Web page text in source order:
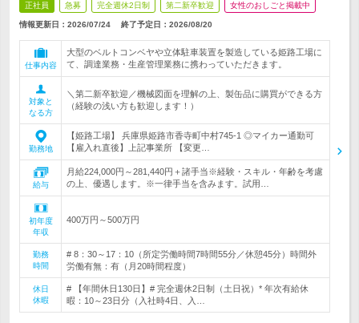
正社員 急募 完全週休2日制 第二新卒歓迎 女性のおしごと掲載中
情報更新日：2026/07/24 終了予定日： 2026/08/20
仕事内容
大型のベルトコンベヤや立体駐車装置を製造している姫路工場に
て、調達業務・生産管理業務に携わっていただきます。
対象と
なる方
＼第二新卒歓迎／機械図面を理解の上、製缶品に購買ができる方
（経験の浅い方も歓迎します！）
勤務地
【姫路工場】 兵庫県姫路市香寺町中村745-1 ◎マイカー通勤可
【雇入れ直後】上記事業所 【変更…
給与
月給224,000円～281,440円＋諸手当※経験・スキル・年齢を考慮
の上、優遇します。※一律手当を含みます。試用…
初年度
年収
400万円～500万円
勤務
時間
# 8：30～17：10（所定労働時間7時間55分／休憩45分）時間外
労働有無：有（月20時間程度）
休日
休暇
# 【年間休日130日】# 完全週休2日制（土日祝）* 年次有給休
暇：10～23日分（入社時4日、入…